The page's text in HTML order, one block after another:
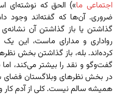
اجتماعی ما») الحق که نوشته‌ای
ضروری. آن‌ها که گفته‌اند وجود
گذاشتن یا باز گذاشتن آن
رواداری و مدارای ماست، این یک
کرده‌اند. بله، باز گذاشتن بخش
گفت‌وگو و نقد را بیشتر می‌کند،
در بخش نظرهای وبلاگستان فضای
همیشه سالم نیست. کلی از آدم کار